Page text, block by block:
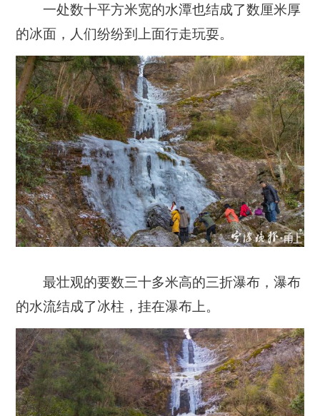
一处数十平方米宽的水潭也结成了数厘米厚
的冰面，人们纷纷到上面行走玩耍。
最壮观的要数三十多米高的三折瀑布，瀑布
的水流结成了冰柱，挂在瀑布上。